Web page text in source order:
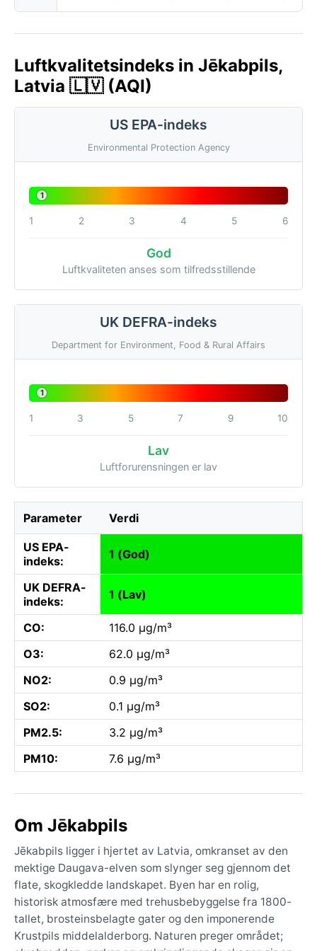
Luftkvalitetsindeks in Jēkabpils,
Latvia 🇱🇻 (AQI)
US EPA-indeks
Environmental Protection Agency
1
1 2 3 4 5 6
God
Luftkvaliteten anses som tilfredsstillende
UK DEFRA-indeks
Department for Environment, Food & Rural Affairs
1
1 3 5 7 9 10
Lav
Luftforurensningen er lav
Parameter Verdi
US EPA-
indeks:
1 (God)
UK DEFRA-
indeks:
1 (Lav)
CO:
116.0 µg/m³
O3:
62.0 µg/m³
NO2:
0.9 µg/m³
SO2:
0.1 µg/m³
PM2.5:
3.2 µg/m³
PM10:
7.6 µg/m³
Om Jēkabpils
Jēkabpils ligger i hjertet av Latvia, omkranset av den
mektige Daugava-elven som slynger seg gjennom det
flate, skogkledde landskapet. Byen har en rolig,
historisk atmosfære med trehusbebyggelse fra 1800-
tallet, brosteinsbelagte gater og den imponerende
Krustpils middelalderborg. Naturen preger området;